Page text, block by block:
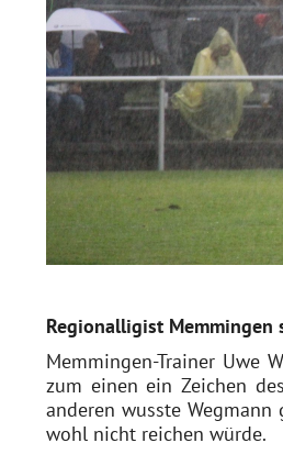
Regionalligist
Memmingen-Trainer Uwe
zum einen ein Zeichen
anderen wusste
wohl nicht reichen würde.